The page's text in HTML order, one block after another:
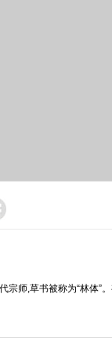
师,草书被称为“林体”